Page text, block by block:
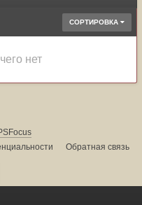
СОРТИРОВКА
нет
Обратная связь